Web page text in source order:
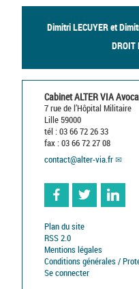
Dimitri LECUYER et
DROIT
Cabinet ALTER VIA
7 rue de l’Hôpital Militaire
Lille 59000
tél : 03 66 72 26 33
fax : 03 66 72 27 08
contact@alter-via.fr
FacebookTwitter
Plan du site
RSS 2.0
Mentions légales
Conditions générales /
Se connecter